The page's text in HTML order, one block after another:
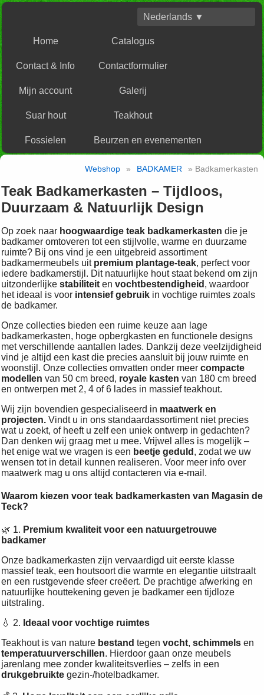
Nederlands ▼
Home Catalogus
Contact & Info Contactformulier
Mijn account Galerij
Suar hout Teakhout
Fossielen Beurzen en evenementen
Webshop » BADKAMER » Badkamerkasten
Teak Badkamerkasten – Tijdloos,
Duurzaam & Natuurlijk Design
Op zoek naar hoogwaardige teak badkamerkasten die je
badkamer omtoveren tot een stijlvolle, warme en duurzame
ruimte? Bij ons vind je een uitgebreid assortiment
badkamermeubels uit premium plantage‑teak, perfect voor
iedere badkamerstijl. Dit natuurlijke hout staat bekend om zijn
uitzonderlijke stabiliteit en vochtbestendigheid , waardoor
het ideaal is voor intensief gebruik in vochtige ruimtes zoals
de badkamer.
Onze collecties bieden een ruime keuze aan lage
badkamerkasten, hoge opbergkasten en functionele designs
met verschillende aantallen lades. Dankzij deze veelzijdigheid
vind je altijd een kast die precies aansluit bij jouw ruimte en
woonstijl. Onze collecties omvatten onder meer compacte
modellen van 50 cm breed, royale kasten van 180 cm breed
en ontwerpen met 2, 4 of 6 lades in massief teakhout.
Wij zijn bovendien gespecialiseerd in maatwerk en
projecten. Vindt u in ons standaardassortiment niet precies
wat u zoekt, of heeft u zelf een uniek ontwerp in gedachten?
Dan denken wij graag met u mee. Vrijwel alles is mogelijk –
het enige wat we vragen is een beetje geduld , zodat we uw
wensen tot in detail kunnen realiseren. Voor meer info over
maatwerk mag u ons altijd contacteren via e-mail.
Waarom kiezen voor teak badkamerkasten van Magasin de
Teck?
🌿 1. Premium kwaliteit voor een natuurgetrouwe
badkamer
Onze badkamerkasten zijn vervaardigd uit eerste klasse
massief teak, een houtsoort die warmte en elegantie uitstraalt
en een rustgevende sfeer creëert. De prachtige afwerking en
natuurlijke houttekening geven je badkamer een tijdloze
uitstraling.
💧 2. Ideaal voor vochtige ruimtes
Teakhout is van nature bestand tegen vocht, schimmels en
temperatuurverschillen. Hierdoor gaan onze meubels
jarenlang mee zonder kwaliteitsverlies – zelfs in een
drukgebruikte gezin-/hotelbadkamer.